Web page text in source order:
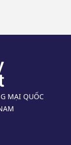
MẠI QUỐC